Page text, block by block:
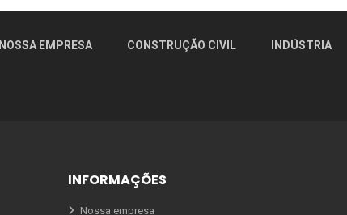
NOSSA EMPRESA CONSTRUÇÃO CIVIL INDÚSTRIA
INFORMAÇÕES
Nossa empresa